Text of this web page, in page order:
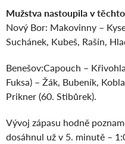
Mužstva nastoupila v
Nový Bor: Makovinny –
Suchánek, Kubeš, Rašín,
Benešov:Capouch –
Fuksa) – Žák, Bubeník,
Prikner (60. Stibůrek).
Vývoj zápasu hodně
dosáhnul už v 5. minutě –